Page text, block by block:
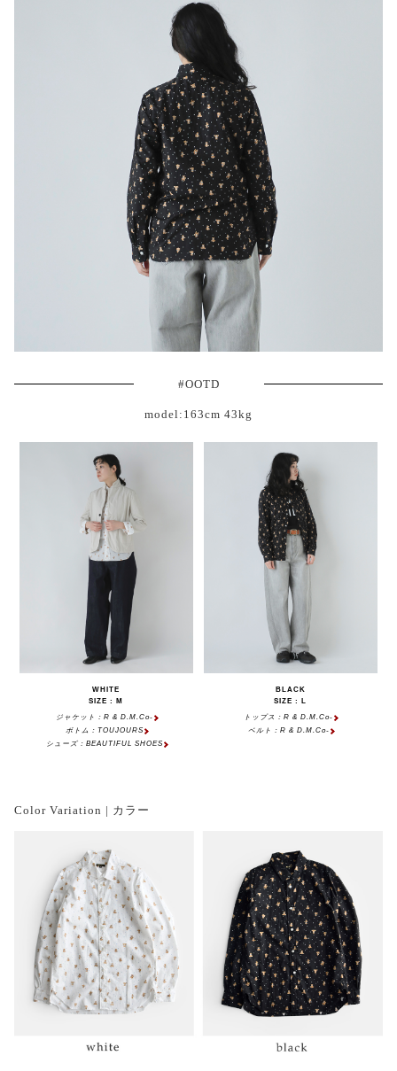
#OOTD
model:163cm 43kg
WHITE
SIZE : M
ジャケット：R & D.M.Co-
ボトム：TOUJOURS
シューズ：BEAUTIFUL SHOES
BLACK
SIZE : L
トップス：R & D.M.Co-
ベルト：R & D.M.Co-
Color Variation | カラー